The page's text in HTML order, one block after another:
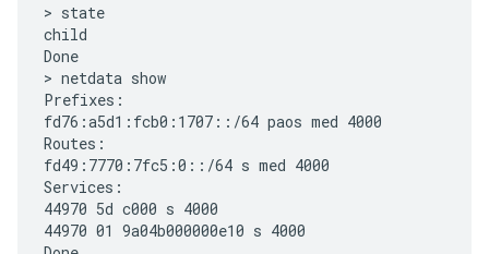
> state
child
Done
> netdata show
Prefixes:
fd76:a5d1:fcb0:1707::/64 paos med 4000
Routes:
fd49:7770:7fc5:0::/64 s med 4000
Services:
44970 5d c000 s 4000
44970 01 9a04b000000e10 s 4000